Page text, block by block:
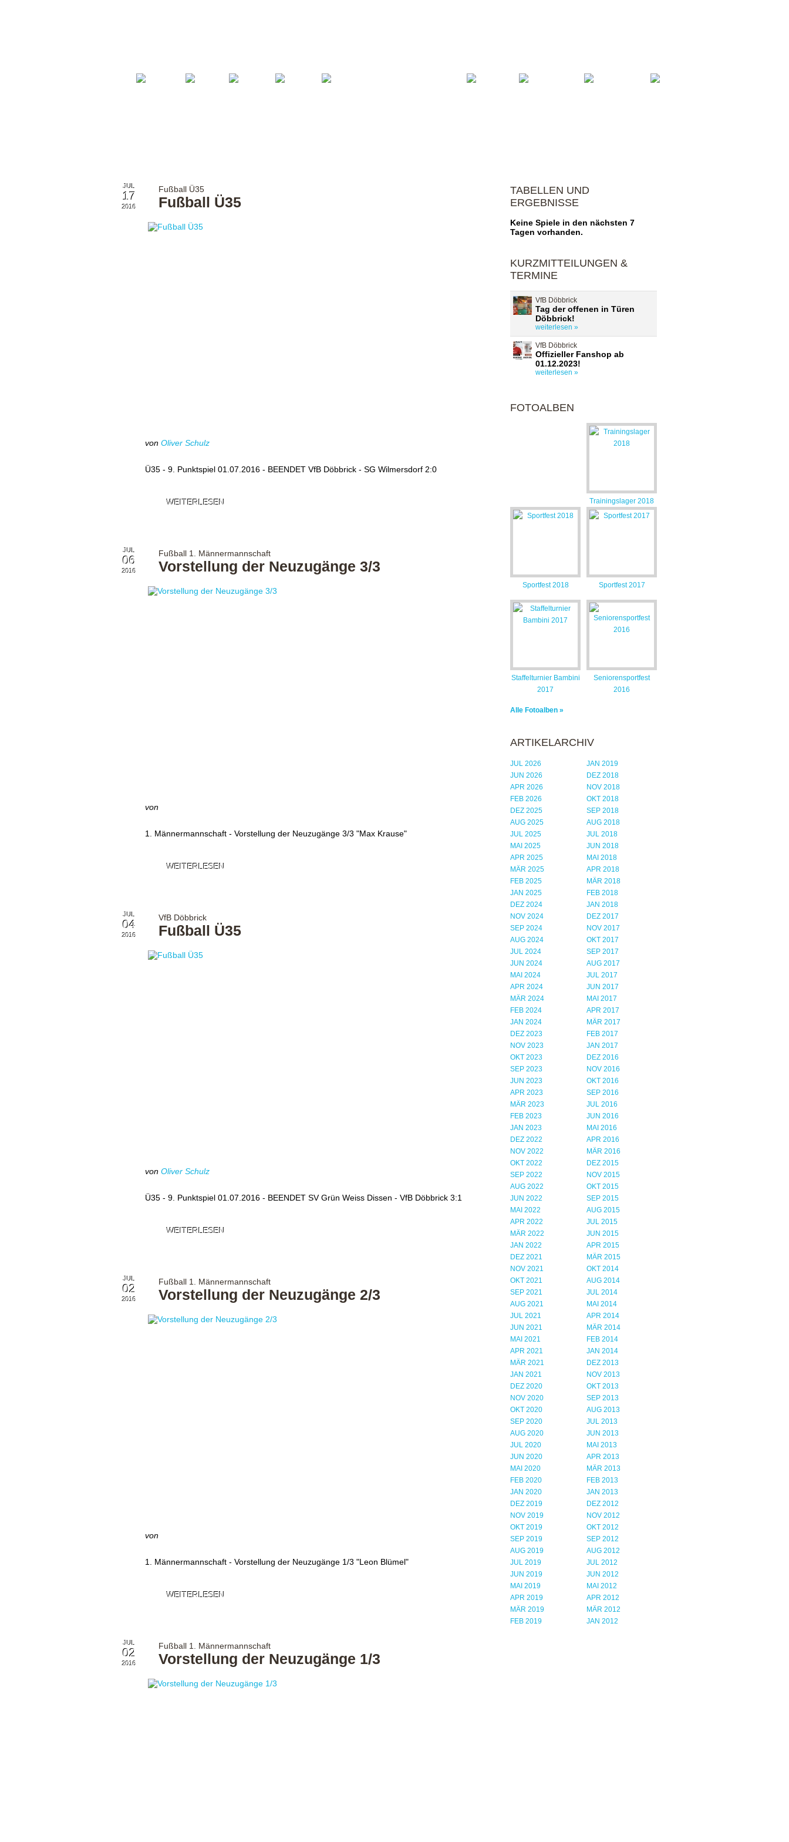
JUL
17
2016
Fußball Ü35
Fußball Ü35
von Oliver Schulz
Ü35 - 9. Punktspiel 01.07.2016 - BEENDET VfB Döbbrick - SG Wilmersdorf 2:0
WEITERLESEN
JUL
06
2016
Fußball 1. Männermannschaft
Vorstellung der Neuzugänge 3/3
von
1. Männermannschaft - Vorstellung der Neuzugänge 3/3 "Max Krause"
WEITERLESEN
JUL
04
2016
VfB Döbbrick
Fußball Ü35
von Oliver Schulz
Ü35 - 9. Punktspiel 01.07.2016 - BEENDET SV Grün Weiss Dissen - VfB Döbbrick 3:1
WEITERLESEN
JUL
02
2016
Fußball 1. Männermannschaft
Vorstellung der Neuzugänge 2/3
von
1. Männermannschaft - Vorstellung der Neuzugänge 1/3 "Leon Blümel"
WEITERLESEN
JUL
02
2016
Fußball 1. Männermannschaft
Vorstellung der Neuzugänge 1/3
TABELLEN UND
ERGEBNISSE
Keine Spiele in den nächsten 7
Tagen vorhanden.
KURZMITTEILUNGEN &
TERMINE
VfB Döbbrick
Tag der offenen in Türen
Döbbrick!
weiterlesen »
VfB Döbbrick
Offizieller Fanshop ab
01.12.2023!
weiterlesen »
FOTOALBEN
Trainingslager 2018
Sportfest 2018 Sportfest 2017
Staffelturnier Bambini
2017
Seniorensportfest
2016
Alle Fotoalben »
ARTIKELARCHIV
JUL 2026
JUN 2026
APR 2026
FEB 2026
DEZ 2025
AUG 2025
JUL 2025
MAI 2025
APR 2025
MÄR 2025
FEB 2025
JAN 2025
DEZ 2024
NOV 2024
SEP 2024
AUG 2024
JUL 2024
JUN 2024
MAI 2024
APR 2024
MÄR 2024
FEB 2024
JAN 2024
DEZ 2023
NOV 2023
OKT 2023
SEP 2023
JUN 2023
APR 2023
MÄR 2023
FEB 2023
JAN 2023
DEZ 2022
NOV 2022
OKT 2022
SEP 2022
AUG 2022
JUN 2022
MAI 2022
APR 2022
MÄR 2022
JAN 2022
DEZ 2021
NOV 2021
OKT 2021
SEP 2021
AUG 2021
JUL 2021
JUN 2021
MAI 2021
APR 2021
MÄR 2021
JAN 2021
DEZ 2020
NOV 2020
OKT 2020
SEP 2020
AUG 2020
JUL 2020
JUN 2020
MAI 2020
FEB 2020
JAN 2020
DEZ 2019
NOV 2019
OKT 2019
SEP 2019
AUG 2019
JUL 2019
JUN 2019
MAI 2019
APR 2019
MÄR 2019
FEB 2019
JAN 2019
DEZ 2018
NOV 2018
OKT 2018
SEP 2018
AUG 2018
JUL 2018
JUN 2018
MAI 2018
APR 2018
MÄR 2018
FEB 2018
JAN 2018
DEZ 2017
NOV 2017
OKT 2017
SEP 2017
AUG 2017
JUL 2017
JUN 2017
MAI 2017
APR 2017
MÄR 2017
FEB 2017
JAN 2017
DEZ 2016
NOV 2016
OKT 2016
SEP 2016
JUL 2016
JUN 2016
MAI 2016
APR 2016
MÄR 2016
DEZ 2015
NOV 2015
OKT 2015
SEP 2015
AUG 2015
JUL 2015
JUN 2015
APR 2015
MÄR 2015
OKT 2014
AUG 2014
JUL 2014
MAI 2014
APR 2014
MÄR 2014
FEB 2014
JAN 2014
DEZ 2013
NOV 2013
OKT 2013
SEP 2013
AUG 2013
JUL 2013
JUN 2013
MAI 2013
APR 2013
MÄR 2013
FEB 2013
JAN 2013
DEZ 2012
NOV 2012
OKT 2012
SEP 2012
AUG 2012
JUL 2012
JUN 2012
MAI 2012
APR 2012
MÄR 2012
JAN 2012